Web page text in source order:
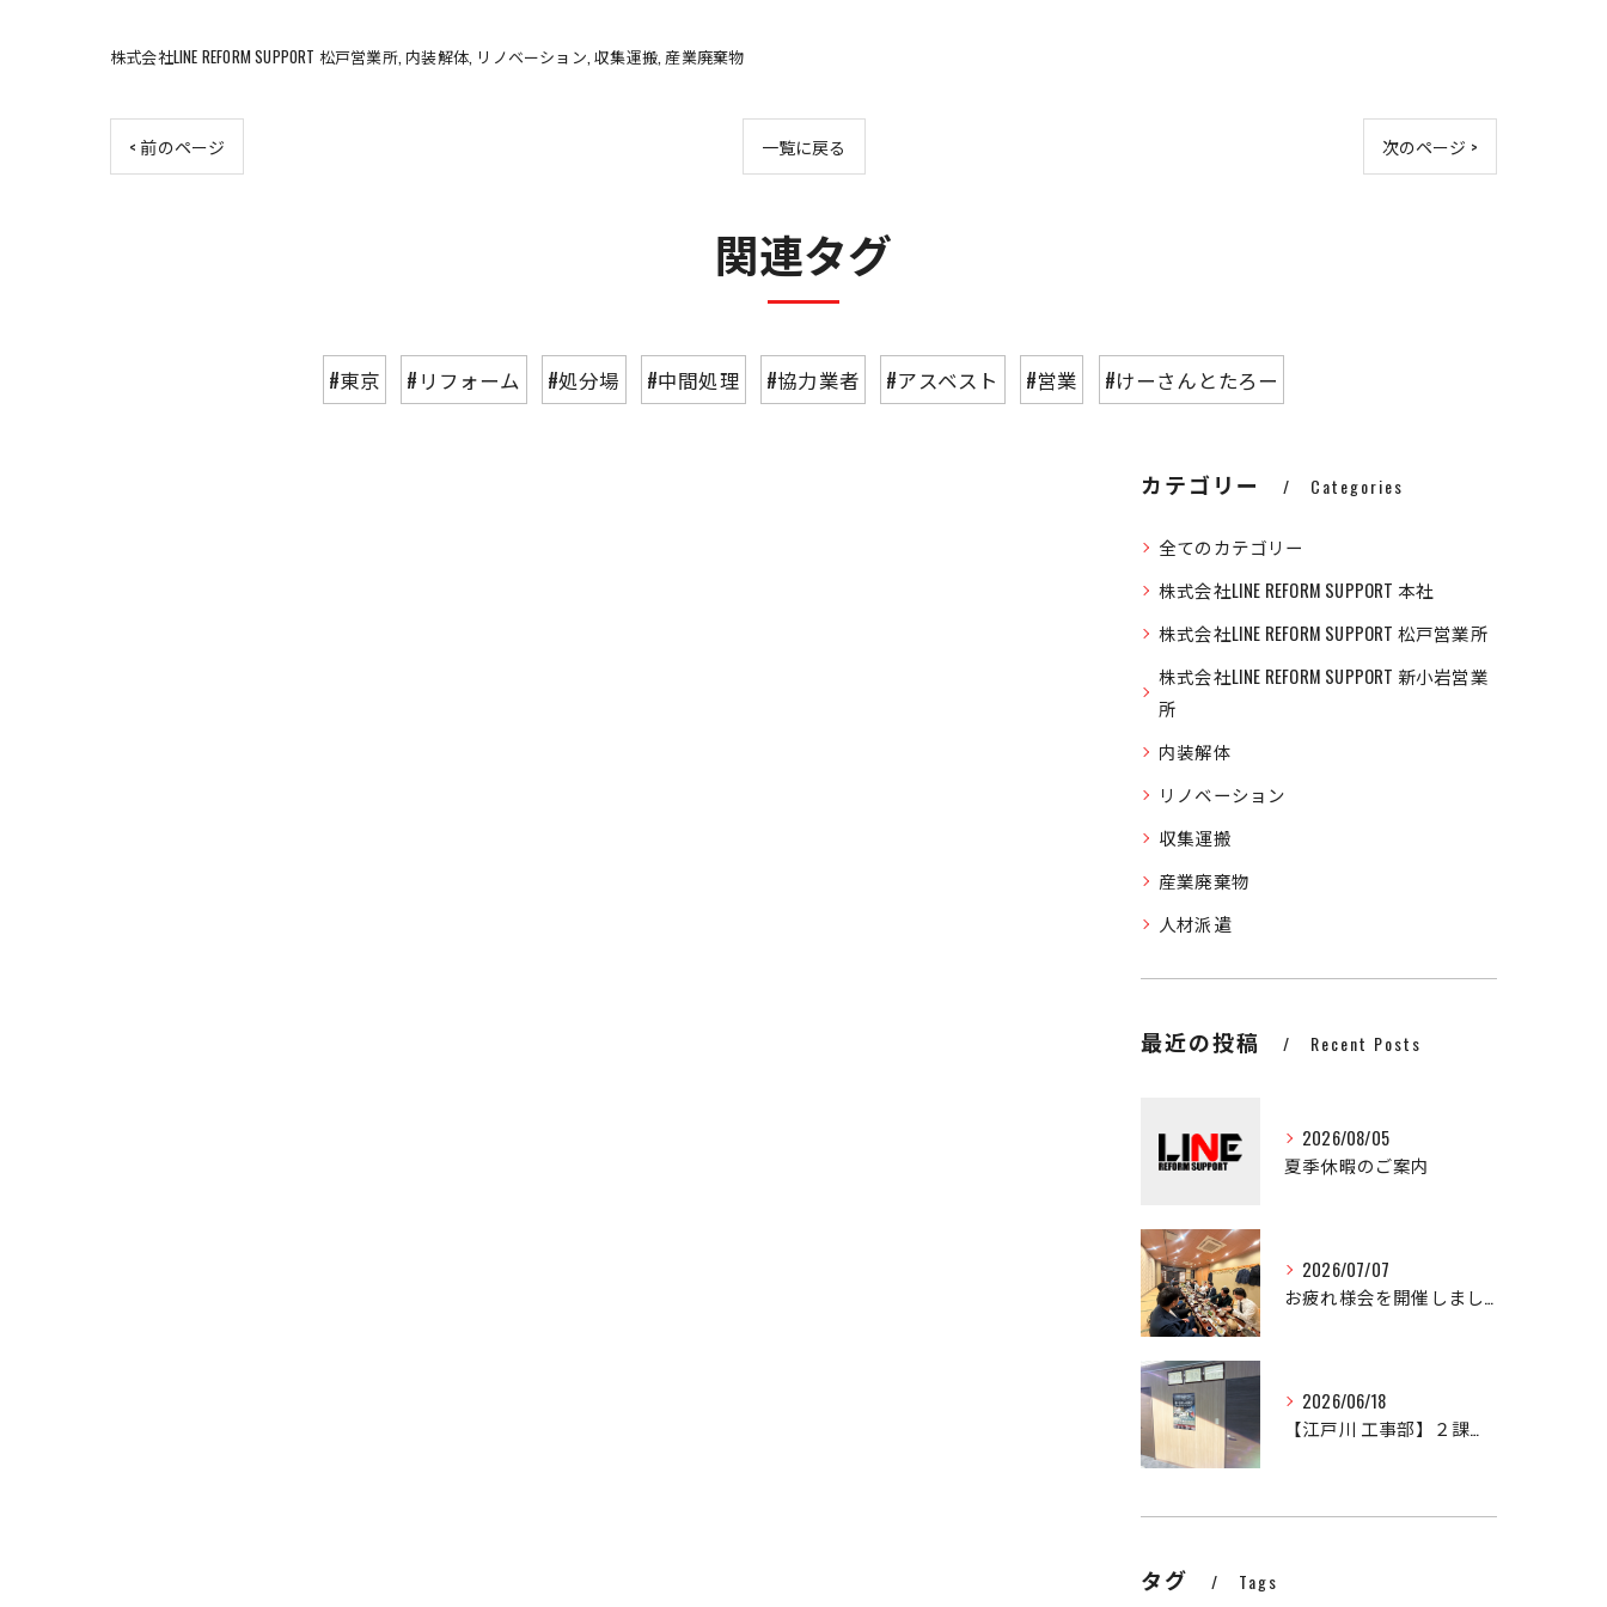
株式会社LINE REFORM SUPPORT 松戸営業所 内装解体 リノベーション 収集運搬 産業廃棄物
< 前のページ 一覧に戻る 次のページ >
関連タグ
#東京 #リフォーム #処分場 #中間処理 #協力業者 #アスベスト #営業 #けーさんとたろー
カテゴリー Categories
全てのカテゴリー
株式会社LINE REFORM SUPPORT 本社
株式会社LINE REFORM SUPPORT 松戸営業所
株式会社LINE REFORM SUPPORT 新小岩営業
所
内装解体
リノベーション
収集運搬
産業廃棄物
人材派遣
最近の投稿 Recent Posts
2026/08/05
夏季休暇のご案内
2026/07/07
お疲れ様会を開催しました！
2026/06/18
【江戸川 工事部】２課設立！
タグ Tags